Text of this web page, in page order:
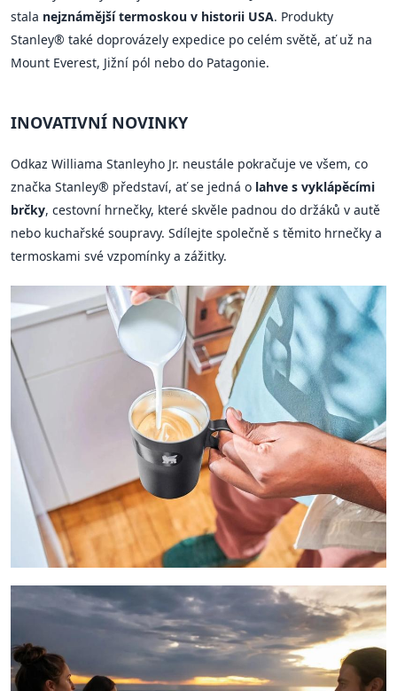
stala nejznámější termoskou v historii USA. Produkty
Stanley® také doprovázely expedice po celém světě, ať už na
Mount Everest, Jižní pól nebo do Patagonie.
INOVATIVNÍ NOVINKY
Odkaz Williama Stanleyho Jr. neustále pokračuje ve všem, co
značka Stanley® představí, ať se jedná o lahve s vyklápěcími
brčky, cestovní hrnečky, které skvěle padnou do držáků v autě
nebo kuchařské soupravy. Sdílejte společně s těmito hrnečky a
termoskami své vzpomínky a zážitky.